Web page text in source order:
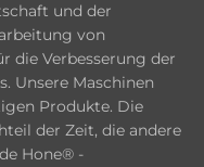
und der
von
die Verbesserung der
Unsere Maschinen
Produkte. Die
der Zeit, die andere
Hone® -